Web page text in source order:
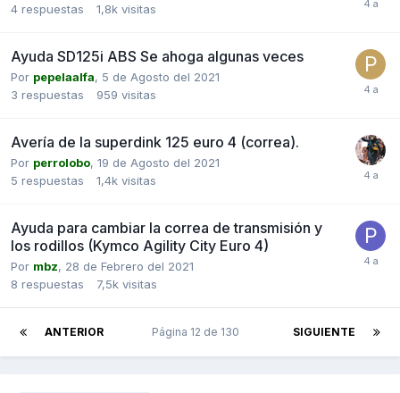
4 respuestas 1,8k visitas
Ayuda SD125i ABS Se ahoga algunas veces
Por pepelaalfa, 5 de Agosto del 2021
3 respuestas 959 visitas
Avería de la superdink 125 euro 4 (correa).
Por perrolobo, 19 de Agosto del 2021
5 respuestas 1,4k visitas
Ayuda para cambiar la correa de transmisión y
los rodillos (Kymco Agility City Euro 4)
Por mbz, 28 de Febrero del 2021
8 respuestas 7,5k visitas
ANTERIOR SIGUIENTE
Página 12 de 130